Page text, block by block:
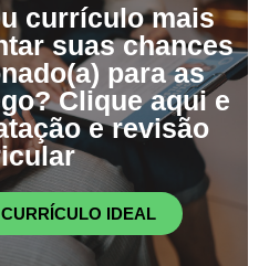
currículo mais
suas chances
para as
Clique aqui e
e revisão
IDEAL